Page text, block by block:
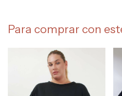
Para comprar con